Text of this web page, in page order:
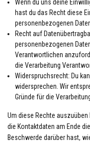
Wenn du uns deine
hast du das Recht diese
personenbezogenen
Recht auf
personenbezogenen
Verantwortlichen
die Verarbeitung
Widerspruchsrecht: Du
widersprechen. Wir
Gründe für die
Um diese Rechte
die Kontaktdaten am Ende
Beschwerde darüber hast,